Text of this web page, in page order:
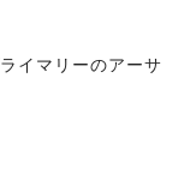
イマリーのアーサ